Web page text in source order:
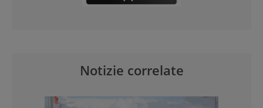
Notizie correlate